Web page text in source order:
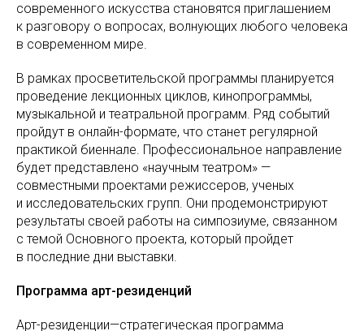
современного искусства становятся приглашением
к разговору о вопросах, волнующих любого человека
в современном мире.
В рамках просветительской программы планируется
проведение лекционных циклов, кинопрограммы,
музыкальной и театральной программ. Ряд событий
пройдут в онлайн-формате, что станет регулярной
практикой биеннале. Профессиональное направление
будет представлено «научным театром» —
совместными проектами режиссеров, ученых
и исследовательских групп. Они продемонстрируют
результаты своей работы на симпозиуме, связанном
с темой Основного проекта, который пройдет
в последние дни выставки.
Программа арт-резиденций
Арт-резиденции—стратегическая программа